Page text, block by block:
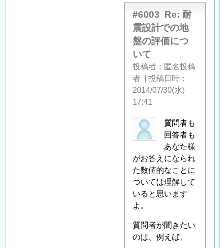
#6003 Re: 耐
震設計での地
盤の評価につ
いて
投稿者
匿名投稿
者
投稿日時
2014/07/30(水)
17:41
匿
名
稿
者
に
よ
る
耐
震
質問者も
回答者も
あなた様
がお答えになられ
た数値的なことに
ついては理解して
いると思います
よ。
質問者が聞きたい
のは、例えば、